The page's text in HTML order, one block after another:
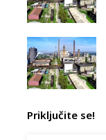
Priključite se!